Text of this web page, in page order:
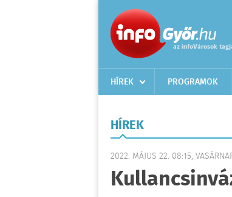
HÍREK PROGRAMOK
HÍREK
2022. MÁJUS 22. 08:15,